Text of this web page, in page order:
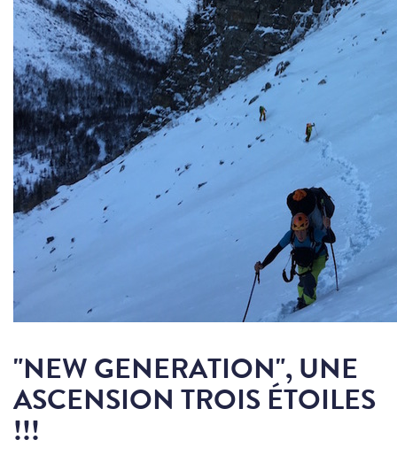
"NEW GENERATION", UNE
ASCENSION TROIS ÉTOILES
!!!